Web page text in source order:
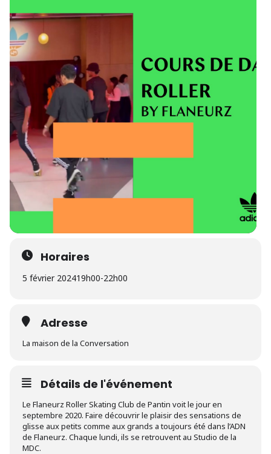
Horaires
5 février 202419h00-22h00
Adresse
La maison de la Conversation
Détails de l'événement
Le Flaneurz Roller Skating Club de Pantin voit le jour en
septembre 2020. Faire découvrir le plaisir des sensations de
glisse aux petits comme aux grands a toujours été dans l’ADN
de Flaneurz. Chaque lundi, ils se retrouvent au Studio de la
MDC.